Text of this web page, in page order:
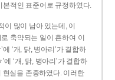
본적인 표준어로 규정하였다.
이 많이 남아 있는데, 이
축약되는 일이 흔하여 이
‘개, 닭, 병아리’가 결합하
에 ‘개, 닭, 병아리’가 결합하
현실을 존중하였다. 이러한